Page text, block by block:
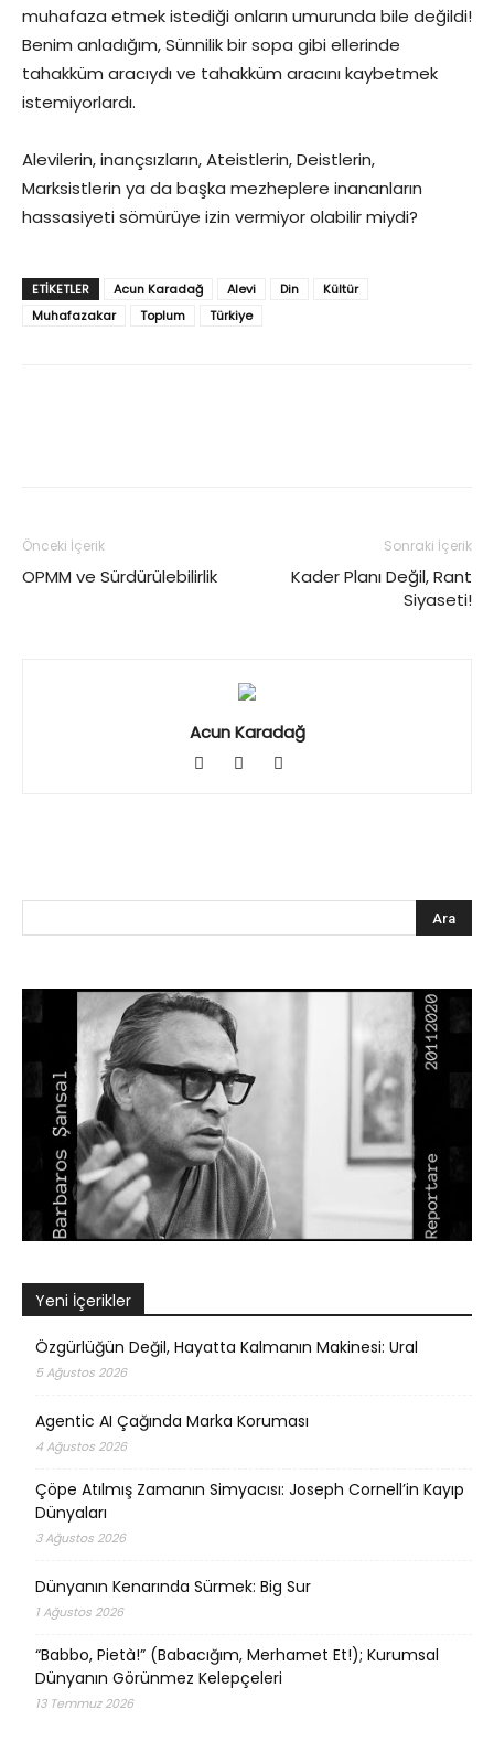
muhafaza etmek istediği onların umurunda bile değildi!
Benim anladığım, Sünnilik bir sopa gibi ellerinde
tahakküm aracıydı ve tahakküm aracını kaybetmek
istemiyorlardı.
Alevilerin, inançsızların, Ateistlerin, Deistlerin,
Marksistlerin ya da başka mezheplere inananların
hassasiyeti sömürüye izin vermiyor olabilir miydi?
ETIKETLER Acun Karadağ Alevi Din
Kültür
Muhafazakar
Toplum Türkiye
Önceki İçerik
OPMM ve Sürdürülebilirlik
Sonraki İçerik
Kader Planı Değil, Rant
Siyaseti!
Acun Karadağ
Yeni İçerikler
Özgürlüğün Değil, Hayatta Kalmanın Makinesi: Ural
5 Ağustos 2026
Agentic AI Çağında Marka Koruması
4 Ağustos 2026
Çöpe Atılmış Zamanın Simyacısı: Joseph Cornell’in Kayıp
Dünyaları
3 Ağustos 2026
Dünyanın Kenarında Sürmek: Big Sur
1 Ağustos 2026
“Babbo, Pietà!” (Babacığım, Merhamet Et!); Kurumsal
Dünyanın Görünmez Kelepçeleri
13 Temmuz 2026